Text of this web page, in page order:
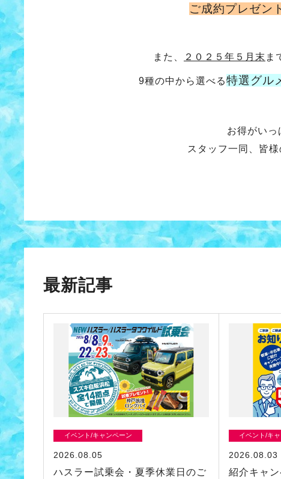
ご成約プレゼン
また、 ２０２５年５月末 ま
9種の中から選べる特選グル
お得がいっ
スタッフ一同、皆
最新記事
イベント/キャンペーン
2026.08.05
ハスラー試乗会・夏季休業日のご
イベント/キ
2026.08.03
紹介キャン